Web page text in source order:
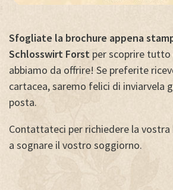
Sfogliate la brochure appena
Schlosswirt Forst per scoprire tutto
abbiamo da offrire! Se preferite
cartacea, saremo felici di inviarvela
posta.
Contattateci per richiedere la vostra
a sognare il vostro soggiorno.